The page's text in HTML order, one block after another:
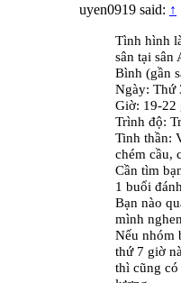
uyen0919 said: ↑
Tình hình
sân tại sân
Bình (gần
Ngày: Thứ
Giờ: 19-22
Trình độ:
Tinh thần:
chém cầu,
Cần tìm
1 buổi
Bạn nào
mình
Nếu nhóm
thứ 7 giờ
thì cũng có